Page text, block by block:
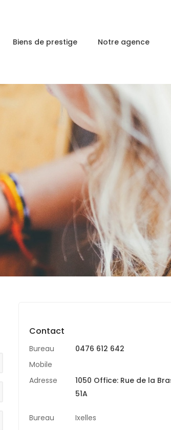
Biens de prestige Notre agence
Contact
Bureau
0476 612 642
Mobile
Adresse
1050 Office: Rue de la
51A
Bureau Ixelles